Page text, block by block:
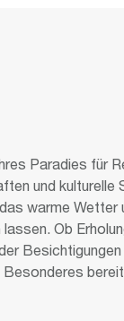
Paradies für
und kulturelle
warme Wetter
Ob